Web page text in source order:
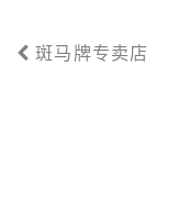
斑马牌专卖店